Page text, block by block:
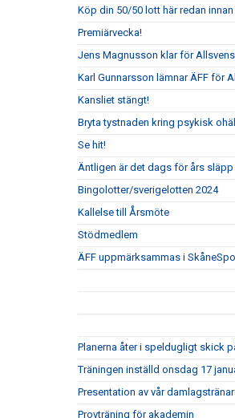
Köp din 50/50 lott här redan
Premiärvecka!
Jens Magnusson klar för
Karl Gunnarsson lämnar ÄFF för
Kansliet stängt!
Bryta tystnaden kring psykisk
Se hit!
Äntligen är det dags för års släpp
Bingolotter/sverigelotten 2024
Kallelse till Årsmöte
Stödmedlem
ÄFF uppmärksammas i
Planerna åter i speldugligt skick
Träningen inställd onsdag 17
Presentation av vår
Provträning för akademin